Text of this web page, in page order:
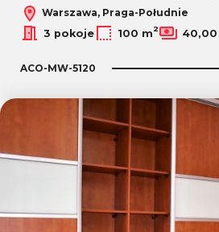
Warszawa, Praga-Południe
3 pokoje
100 m2 40,00
ACO-MW-5120